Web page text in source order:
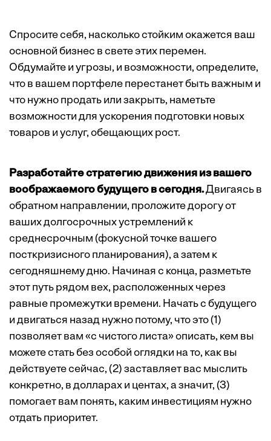
Спросите себя, насколько стойким окажется ваш
основной бизнес в свете этих перемен.
Обдумайте и угрозы, и возможности, определите,
что в вашем портфеле перестанет быть важным и
что нужно продать или закрыть, наметьте
возможности для ускорения подготовки новых
товаров и услуг, обещающих рост.
Разработайте стратегию движения из вашего
воображаемого будущего в сегодня.Двигаясь в
обратном направлении, проложите дорогу от
ваших долгосрочных устремлений к
среднесрочным (фокусной точке вашего
посткризисного планирования), а затем к
сегодняшнему дню. Начиная с конца, разметьте
этот путь рядом вех, расположенных через
равные промежутки времени. Начать с будущего
и двигаться назад нужно потому, что это (1)
позволяет вам «с чистого листа» описать, кем вы
можете стать без особой оглядки на то, как вы
действуете сейчас, (2) заставляет вас мыслить
конкретно, в долларах и центах, а значит, (3)
помогает вам понять, каким инвестициям нужно
отдать приоритет.